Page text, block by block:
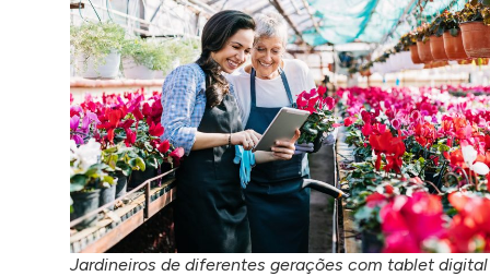
Jardineiros de diferentes gerações com tablet digital